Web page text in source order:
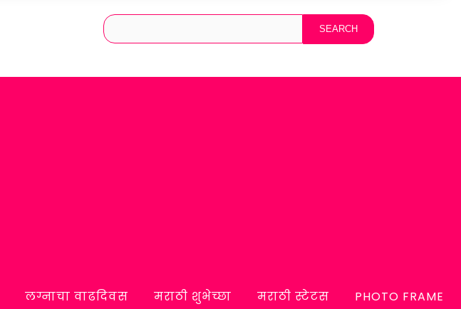
लग्नाचा वाढदिवस मराठी शुभेच्छा मराठी स्टेटस
PHOTO FRAME